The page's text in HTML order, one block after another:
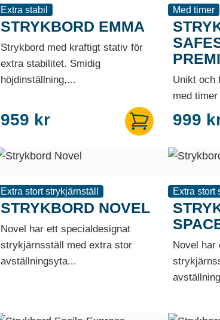
Extra stabil
STRYKBORD EMMA
Strykbord med kraftigt stativ för
extra stabilitet. Smidig
höjdinställning,...
959 kr
Med timer
Unikt och
med
999
Extra stort strykjärnställ
STRYKBORD NOVEL
Novel har ett specialdesignat
strykjärnsställ med extra stor
avställningsyta...
Extra stort
Novel har